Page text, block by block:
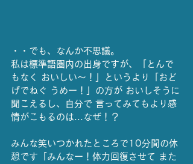
・・でも、なんか不思議。
私は標準語圏内の出身ですが、「とんで
もなく おいしい〜！」というより「おど
げでねぐ うめー！」の方が おいしそうに
聞こえるし、自分で 言ってみてもより感
情がこもるのは...なぜ！？
みんな笑いつかれたところで10分間の休
憩です「みんなー！体力回復させて また